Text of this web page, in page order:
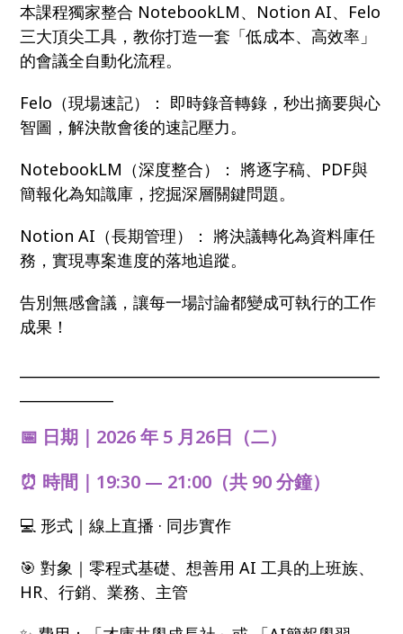
本課程獨家整合 NotebookLM、Notion AI、Felo
三大頂尖工具，教你打造一套「低成本、高效率」
的會議全自動化流程。
Felo（現場速記）： 即時錄音轉錄，秒出摘要與心
智圖，解決散會後的速記壓力。
NotebookLM（深度整合）： 將逐字稿、PDF與
簡報化為知識庫，挖掘深層關鍵問題。
Notion AI（長期管理）： 將決議轉化為資料庫任
務，實現專案進度的落地追蹤。
告別無感會議，讓每一場討論都變成可執行的工作
成果！
📅 日期｜2026 年 5 月26日（二）
⏰ 時間｜19:30 — 21:00（共 90 分鐘）
💻 形式｜線上直播 · 同步實作
🎯 對象｜零程式基礎、想善用 AI 工具的上班族、
HR、行銷、業務、主管